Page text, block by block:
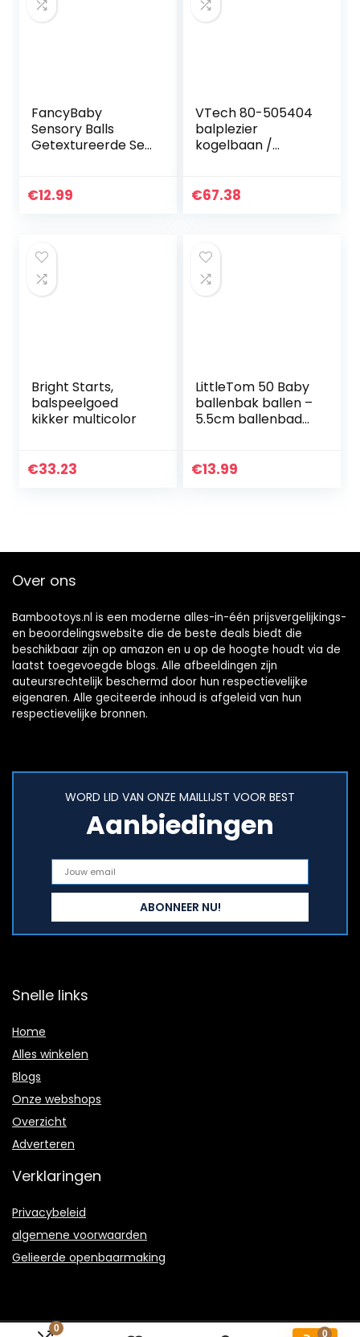
0
0
FancyBaby
Sensory Balls
Getextureerde Set
Badspeelgoed
€12.99
VTech 80-505404
balplezier
kogelbaan /
€67.38
Bright Starts,
balspeelgoed
kikker multicolor
€33.23
LittleTom 50 Baby
ballenbak ballen –
5.5cm ballenbad
jaar
€13.99
Over ons
Bambootoys.nl is een moderne alles-in-één prijsvergelijkings-
en beoordelingswebsite die de beste deals biedt die
beschikbaar zijn op amazon en u op de hoogte houdt via de
laatst toegevoegde blogs. Alle afbeeldingen zijn
auteursrechtelijk beschermd door hun respectievelijke
eigenaren. Alle geciteerde inhoud is afgeleid van hun
respectievelijke bronnen.
WORD LID VAN ONZE MAILLIJST VOOR BEST
Aanbiedingen
Snelle links
Home
Alles winkelen
Blogs
Onze webshops
Overzicht
Adverteren
Verklaringen
Privacybeleid
algemene voorwaarden
Gelieerde openbaarmaking